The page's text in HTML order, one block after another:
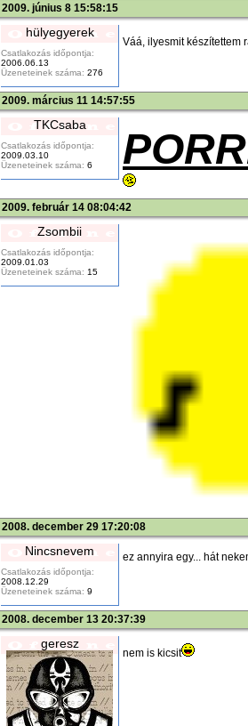
2009. június 8 15:58:15
hülyegyerek
Csatlakozás időpontja:
2006.06.13
Üzeneteinek száma: 276
Váá, ilyesmit készítettem
2009. március 11 14:57:55
TKCsaba
Csatlakozás időpontja:
2009.03.10
Üzeneteinek száma: 6
2009. február 14 08:04:42
Zsombii
Csatlakozás időpontja:
2009.01.03
Üzeneteinek száma: 15
2008. december 29 17:20:08
Nincsnevem
Csatlakozás időpontja:
2008.12.29
Üzeneteinek száma: 9
ez annyira egy... hát
2008. december 13 20:37:39
geresz
nem is kicsit